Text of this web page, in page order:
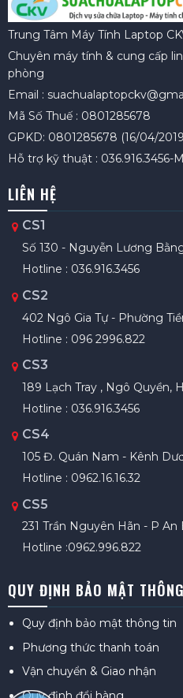
Trung Tâm Máy Tính Laptop
Chuyên máy tính & cung cấp
phòng
Email :
Mã Số Thuế : 0801285678
GPKD: 0801285678 (16/04/
Hỗ trợ kỹ thuật : 036.916.3456-
LIÊN HỆ
CS1
Số 130 - Nguyễn Lương
Hotline : 036.916.3456
CS2
402 Ngô Gia Tự - Phường
Hotline : 096 2996.822
CS3
189 Lạch Tray , Ngô Quyền,
Hotline : 036.916.3456
CS4
105 Đ. Quán Nam - Kênh
Hotline : 0962.16.16.32
CS5
231 Trần Nguyên Hãn - P
Hotline :0962.996.822
QUY ĐỊNH BẢO MẬT
Quy định bảo mật thông tin
Phương thức thanh toán
Vận chuyển & Giao nhận